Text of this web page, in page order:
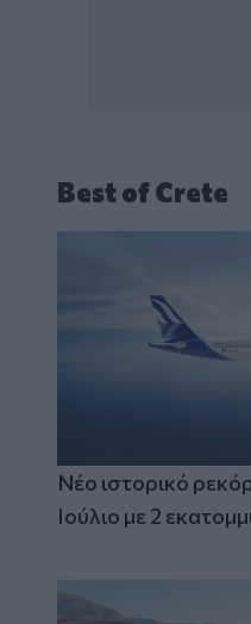
Best of Crete
Νέο ιστορικό
Ιούλιο με 2